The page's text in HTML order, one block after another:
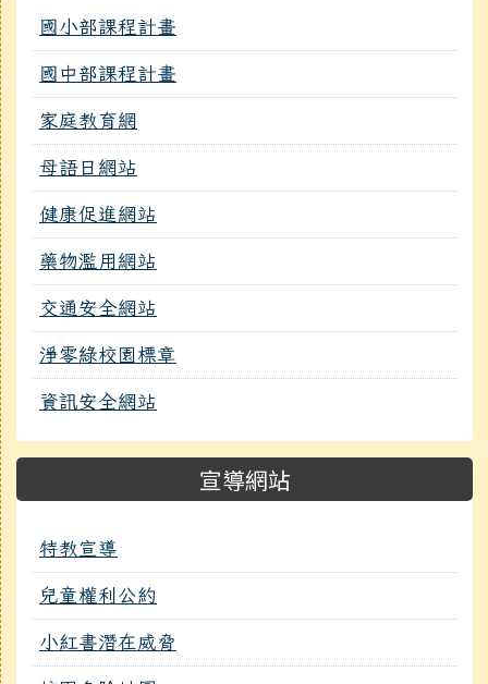
國小部課程計畫
國中部課程計畫
家庭教育網
母語日網站
健康促進網站
藥物濫用網站
交通安全網站
淨零綠校園標章
資訊安全網站
宣導網站
特教宣導
兒童權利公約
小紅書潛在威脅